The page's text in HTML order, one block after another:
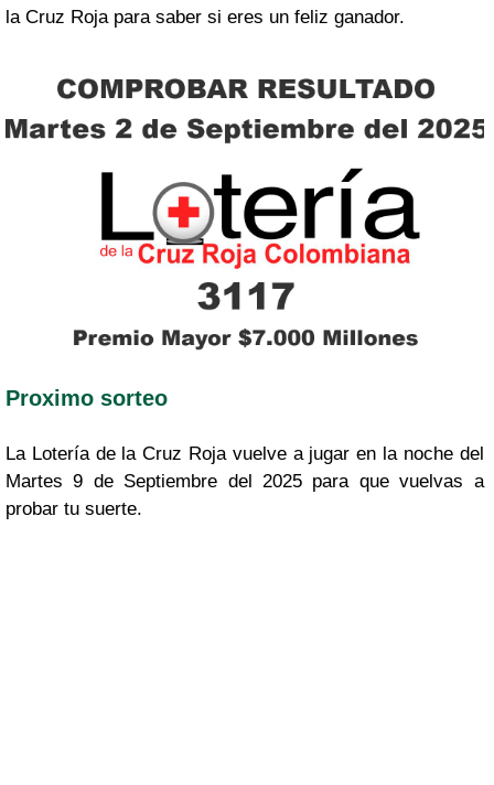
la Cruz Roja para saber si eres un feliz ganador.
Proximo sorteo
La Lotería de la Cruz Roja vuelve a jugar en la noche del
Martes 9 de Septiembre del 2025 para que vuelvas a
probar tu suerte.